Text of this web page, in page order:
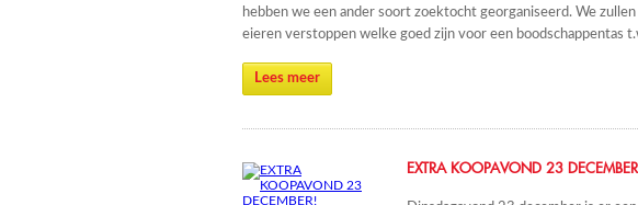
hebben we een ander soort zoektocht georganiseerd. We
eieren verstoppen welke goed zijn voor een boodschappentas
Lees meer
EXTRA KOOPAVOND 23